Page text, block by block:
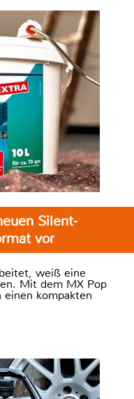
Silent-
vor
weiß eine
Mit dem MX Pop
kompakten